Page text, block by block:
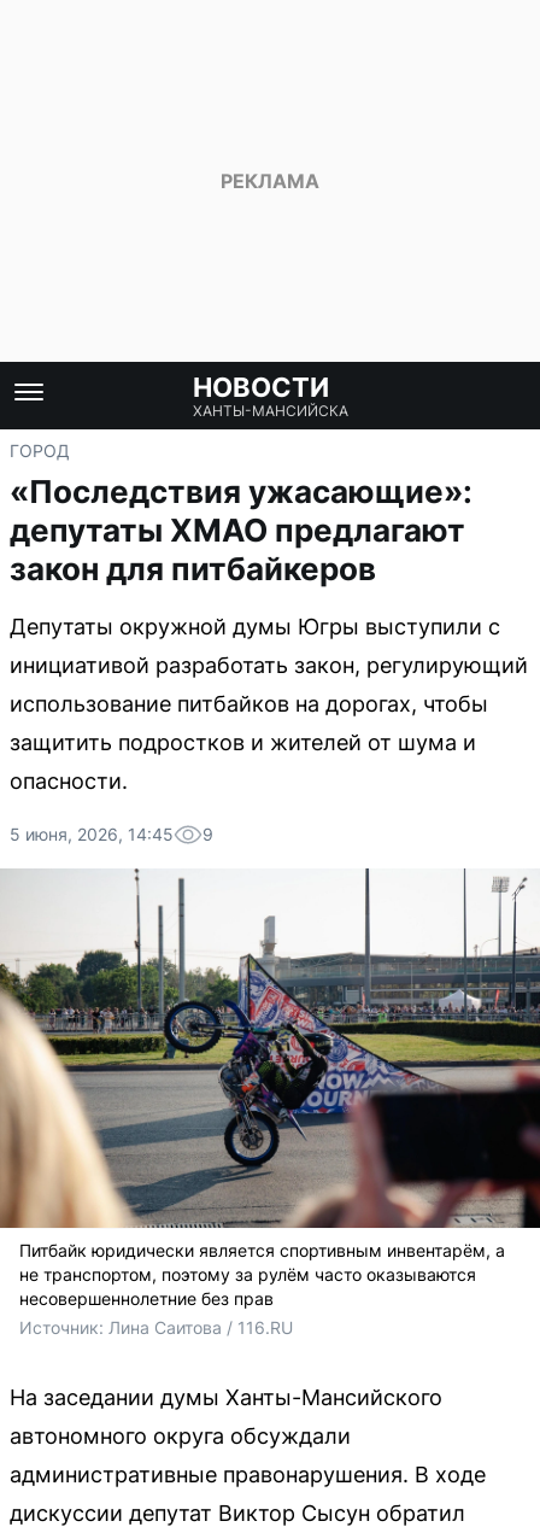
НОВОСТИ
ХАНТЫ-МАНСИЙСКА
ГОРОД
«Последствия ужасающие»:
депутаты ХМАО предлагают
закон для питбайкеров
Депутаты окружной думы Югры выступили с
инициативой разработать закон, регулирующий
использование питбайков на дорогах, чтобы
защитить подростков и жителей от шума и
опасности.
5 июня, 2026, 14:45 9
Питбайк юридически является спортивным инвентарём, а
не транспортом, поэтому за рулём часто оказываются
несовершеннолетние без прав
Источник: Лина Саитова / 116.RU
На заседании думы Ханты-Мансийского
автономного округа обсуждали
административные правонарушения. В ходе
дискуссии депутат Виктор Сысун обратил